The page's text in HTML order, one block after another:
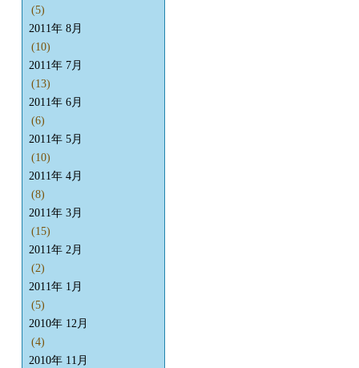
(5)
2011年 8月
(10)
2011年 7月
(13)
2011年 6月
(6)
2011年 5月
(10)
2011年 4月
(8)
2011年 3月
(15)
2011年 2月
(2)
2011年 1月
(5)
2010年 12月
(4)
2010年 11月